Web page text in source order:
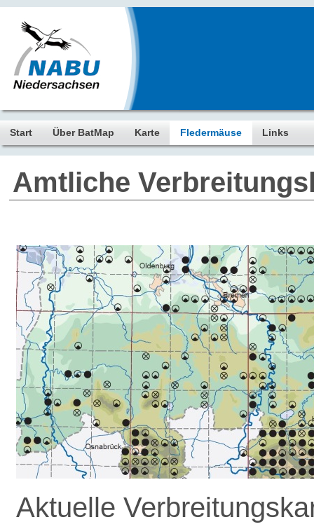
Start Über BatMap Karte Fledermäuse Links
Amtliche
Aktuelle